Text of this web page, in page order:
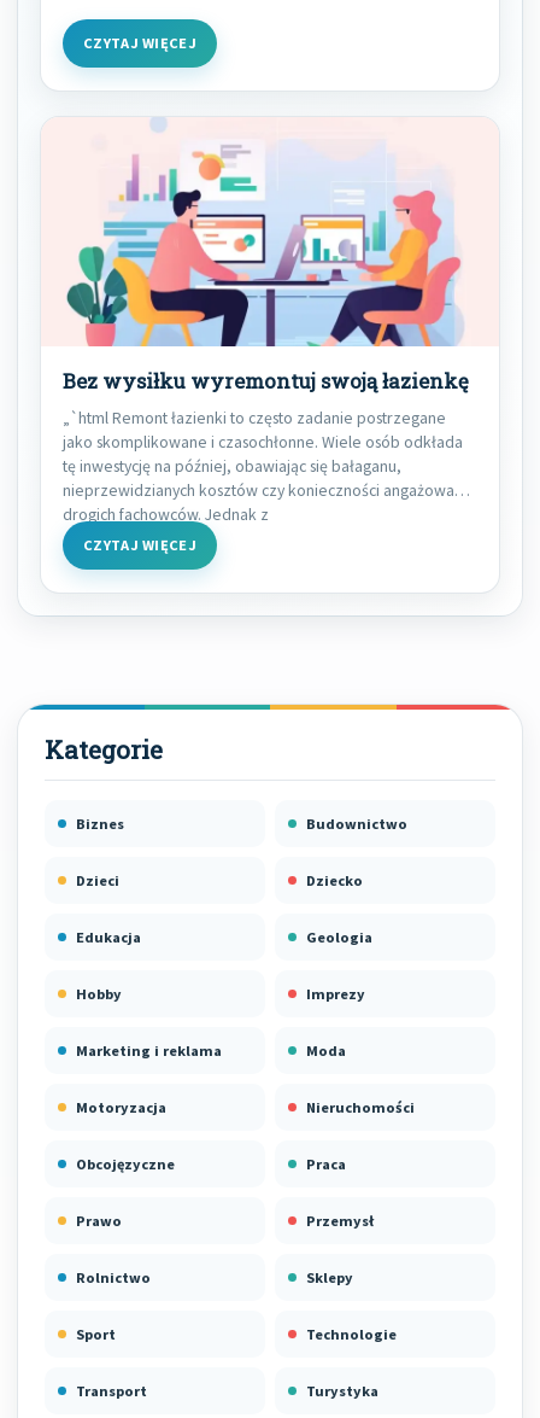
CZYTAJ WIĘCEJ
Bez wysiłku wyremontuj swoją łazienkę
„`html Remont łazienki to często zadanie postrzegane
jako skomplikowane i czasochłonne. Wiele osób odkłada
tę inwestycję na później, obawiając się bałaganu,
nieprzewidzianych kosztów czy konieczności angażowania
drogich fachowców. Jednak z
CZYTAJ WIĘCEJ
Biznes Budownictwo
Dzieci Dziecko
Edukacja Geologia
Hobby Imprezy
Marketing i reklama Moda
Motoryzacja Nieruchomości
Obcojęzyczne Praca
Prawo Przemysł
Rolnictwo Sklepy
Sport Technologie
Transport Turystyka